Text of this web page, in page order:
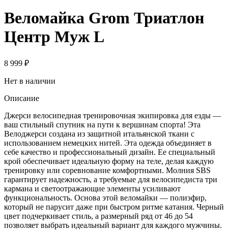
Веломайка Grom Триатлон
Центр Муж L
8 999 ₽
Нет в наличии
Описание
Джерси велосипедная тренировочная экипировка для езды —
ваш стильный спутник на пути к вершинам спорта! Эта
Велоджерси создана из защитной итальянской ткани с
использованием немецких нитей. Эта одежда объединяет в
себе качество и профессиональный дизайн. Ее специальный
крой обеспечивает идеальную форму на теле, делая каждую
тренировку или соревнование комфортными. Молния SBS
гарантирует надежность, а требуемые для велосипедиста три
кармана и светоотражающие элементы усиливают
функциональность. Основа этой веломайки — полиэфир,
который не парусит даже при быстром ритме катания. Черный
цвет подчеркивает стиль, а размерный ряд от 46 до 54
позволяет выбрать идеальный вариант для каждого мужчины.